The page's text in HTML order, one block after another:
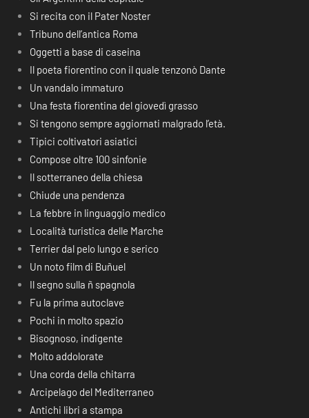
Si recita con il Pater Noster
Tribuno dell’antica Roma
Oggetti a base di caseina
Il poeta fiorentino con il quale tenzonò Dante
Un vandalo immaturo
Una festa fiorentina del giovedì grasso
Si tengono sempre aggiornati malgrado l’età.
Tipici coltivatori asiatici
Compose oltre 100 sinfonie
Il sotterraneo della chiesa
Chiude una pendenza
La febbre in linguaggio medico
Località turistica delle Marche
Terrier dal pelo lungo e serico
Un noto film di Buñuel
Il segno sulla ñ spagnola
Fu la prima autoclave
Pochi in molto spazio
Bisognoso, indigente
Molto addolorate
Una corda della chitarra
Arcipelago del Mediterraneo
Antichi libri a stampa